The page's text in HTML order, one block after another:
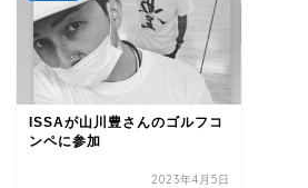
ISSAが山川豊さんのゴルフコ
ンペに参加
2023年4月5日